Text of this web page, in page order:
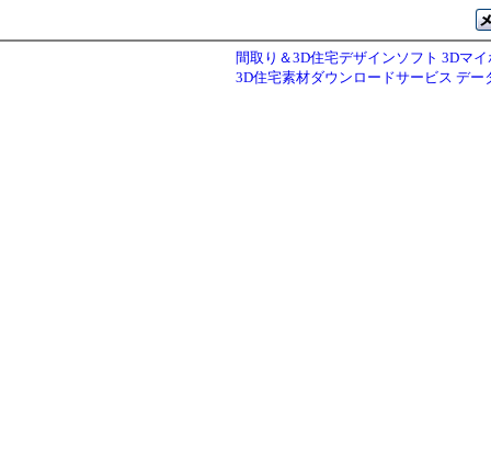
間取り＆3D住宅デザインソフト 3Dマ
3D住宅素材ダウンロードサービス デー